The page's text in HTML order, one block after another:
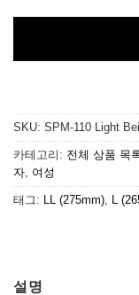
SKU: SPM-110 Light
카테고리: 전체 상품 목
자 여성
태그: LL (275mm) L
설명